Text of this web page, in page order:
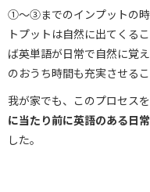
①～③までのインプットの
トプットは自然に出てくる
ば英単語が日常で自然に覚
のおうち時間も充実させる
我が家でも、このプロセス
に当たり前に英語のある日
した。